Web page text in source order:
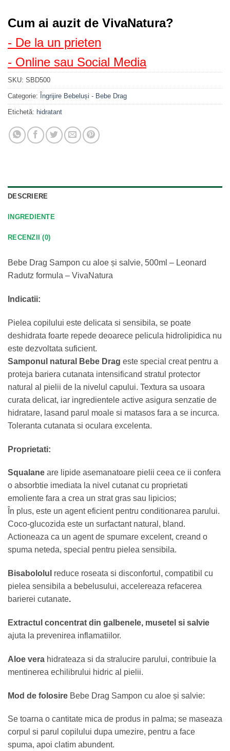
Cum ai auzit de VivaNatura?
- De la un prieten
- Online sau Social Media
SKU: SBD500
Categorie: Îngrijire Bebeluși - Bebe Drag
Etichetă: hidratant
DESCRIERE
INGREDIENTE
RECENZII (0)
Bebe Drag Sampon cu aloe și salvie, 500ml – Leonard
Radutz formula – VivaNatura
Indicatii:
Pielea copilului este delicata si sensibila, se poate
deshidrata foarte repede deoarece pelicula hidrolipidica nu
este dezvoltata suficient.
Samponul natural Bebe Drag este special creat pentru a
proteja bariera cutanata intensificand stratul protector
natural al pielii de la nivelul capului. Textura sa usoara
curata delicat, iar ingredientele active asigura senzatie de
hidratare, lasand parul moale si matasos fara a se incurca.
Toleranta cutanata si oculara excelenta.
Proprietati:
Squalane are lipide asemanatoare pielii ceea ce ii confera
o absorbtie imediata la nivel cutanat cu proprietati
emoliente fara a crea un strat gras sau lipicios;
În plus, este un agent eficient pentru conditionarea parului.
Coco-glucozida este un surfactant natural, bland.
Actioneaza ca un agent de spumare excelent, creand o
spuma neteda, special pentru pielea sensibila.
Bisabololul reduce roseata si disconfortul, compatibil cu
pielea sensibila a bebelusului, accelereaza refacerea
barierei cutanate.
Extractul concentrat din galbenele, musetel si salvie
ajuta la prevenirea inflamatiilor.
Aloe vera hidrateaza si da stralucire parului, contribuie la
mentinerea echilibrului hidric al pielii.
Mod de folosire Bebe Drag Sampon cu aloe și salvie:
Se toarna o cantitate mica de produs in palma; se maseaza
corpul si parul copilului dupa umezire, pentru a face
spuma, apoi clatim abundent.